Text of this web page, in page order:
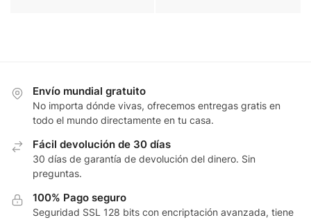
Envío mundial gratuito
No importa dónde vivas, ofrecemos entregas gratis en
todo el mundo directamente en tu casa.
Fácil devolución de 30 días
30 días de garantía de devolución del dinero. Sin
preguntas.
100% Pago seguro
Seguridad SSL 128 bits con encriptación avanzada, tiene